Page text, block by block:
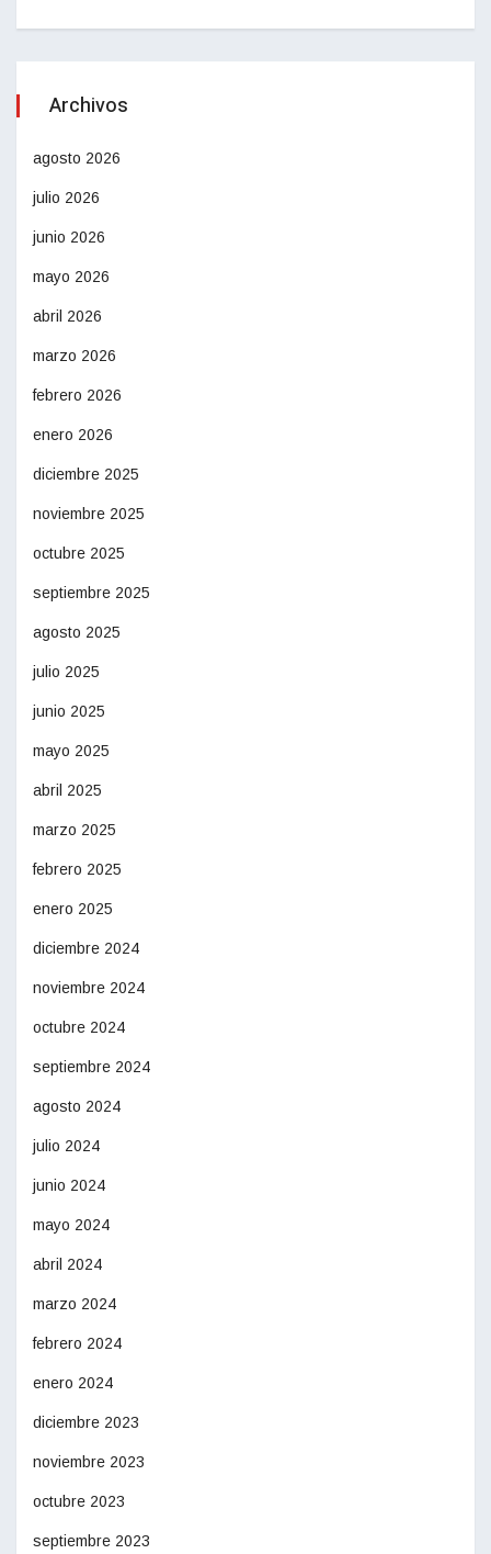
Archivos
agosto 2026
julio 2026
junio 2026
mayo 2026
abril 2026
marzo 2026
febrero 2026
enero 2026
diciembre 2025
noviembre 2025
octubre 2025
septiembre 2025
agosto 2025
julio 2025
junio 2025
mayo 2025
abril 2025
marzo 2025
febrero 2025
enero 2025
diciembre 2024
noviembre 2024
octubre 2024
septiembre 2024
agosto 2024
julio 2024
junio 2024
mayo 2024
abril 2024
marzo 2024
febrero 2024
enero 2024
diciembre 2023
noviembre 2023
octubre 2023
septiembre 2023